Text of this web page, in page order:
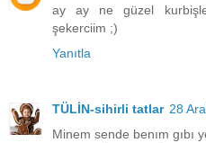
ay ay ne güzel
şekerciim ;)
Yanıtla
TÜLİN-sihirli tatlar 28
Minem sende benım gıbı